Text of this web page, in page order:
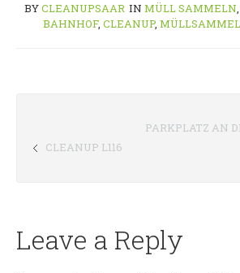
BYCLEANUPSAAR IN MÜLL SAMMELN,
BAHNHOF, CLEANUP,
PARKPLATZ AN
CLEANUP L116
Leave a Reply